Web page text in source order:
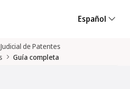
Español
de Patentes
Guía completa